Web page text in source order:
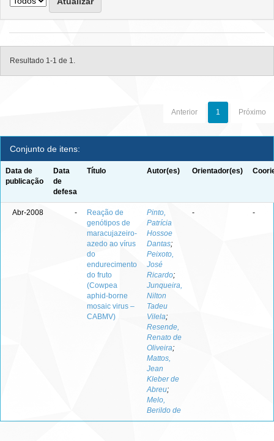
Resultado 1-1 de 1.
Anterior 1 Próximo
Conjunto de itens:
Data de
publicação
Data
de
defesa
Título Autor(es) Orientador(es)
Abr-2008 -
Reação de
genótipos de
maracujazeiro-
azedo ao vírus
do
endurecimento
do fruto
(Cowpea
aphid-borne
mosaic virus –
CABMV)
Pinto,
Patrícia
Hossoe
Dantas;
Peixoto,
José
Ricardo;
Junqueira,
Nilton
Tadeu
Vilela;
Resende,
Renato de
Oliveira;
Mattos,
Jean
Kleber de
Abreu;
Melo,
Berildo de
- -